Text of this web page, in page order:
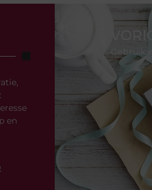
en